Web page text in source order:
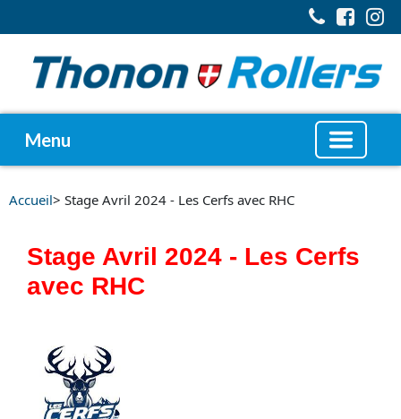
Menu
Accueil> Stage Avril 2024 - Les Cerfs avec RHC
Stage Avril 2024 - Les Cerfs
avec RHC